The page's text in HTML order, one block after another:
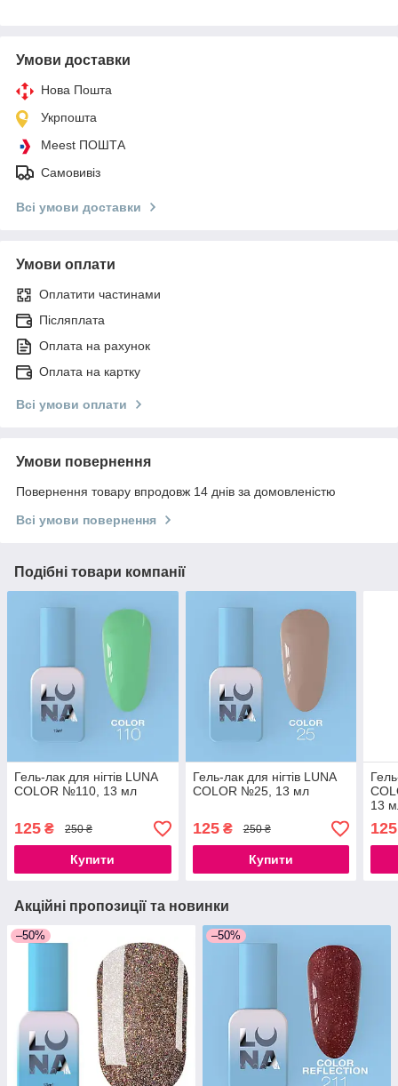
Умови доставки
Нова Пошта
Укрпошта
Meest ПОШТА
Самовивіз
Всі умови доставки
Умови оплати
Оплатити частинами
Післяплата
Оплата на рахунок
Оплата на картку
Всі умови оплати
Умови повернення
Повернення товару впродовж 14 днів за домовленістю
Всі умови повернення
Подібні товари компанії
Гель-лак для нігтів LUNA
COLOR №110, 13 мл
125 ₴ 250 ₴
Купити
Гель-лак для нігтів LUNA
COLOR №25, 13 мл
125₴ 250 ₴
Купити
13
125
Акційні пропозиції та новинки
–50% –50%